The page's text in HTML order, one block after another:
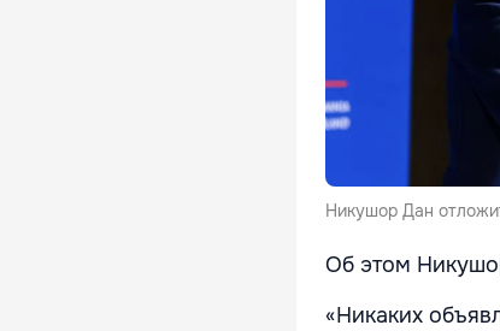
Никушор Дан
Об этом
«Никаких